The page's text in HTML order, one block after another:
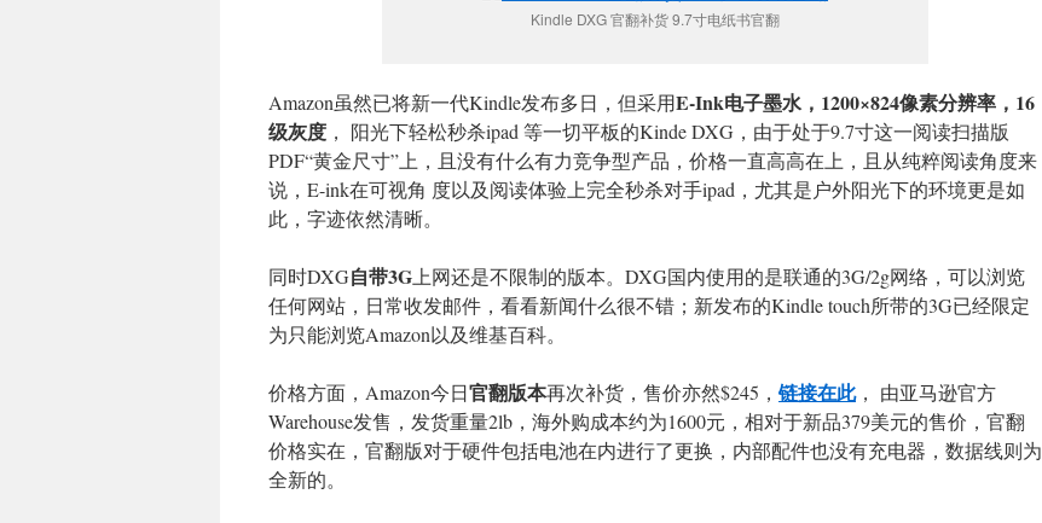
Kindle DXG 官翻补货 9.7寸电纸书官翻
Amazon虽然已将新一代Kindle发布多日，但采用E-Ink电子墨水，1200×824像素分辨率，16
级灰度 ， 阳光下轻松秒杀ipad 等一切平板的Kinde DXG，由于处于9.7寸这一阅读扫描版
PDF“黄金尺寸”上，且没有什么有力竞争型产品，价格一直高高在上，且从纯粹阅读角度来
说，E-ink在可视角 度以及阅读体验上完全秒杀对手ipad，尤其是户外阳光下的环境更是如
此，字迹依然清晰。
同时DXG自带3G 上网还是不限制的版本。DXG国内使用的是联通的3G/2g网络，可以浏览
任何网站，日常收发邮件，看看新闻什么很不错；新发布的Kindle touch所带的3G已经限定
为只能浏览Amazon以及维基百科。
价格方面，Amazon今日官翻版本再次补货，售价亦然$245， 链接在此， 由亚马逊官方
Warehouse发售，发货重量2lb，海外购成本约为1600元，相对于新品379美元的售价，官翻
价格实在，官翻版对于硬件包括电池在内进行了更换，内部配件也没有充电器，数据线则为
全新的。